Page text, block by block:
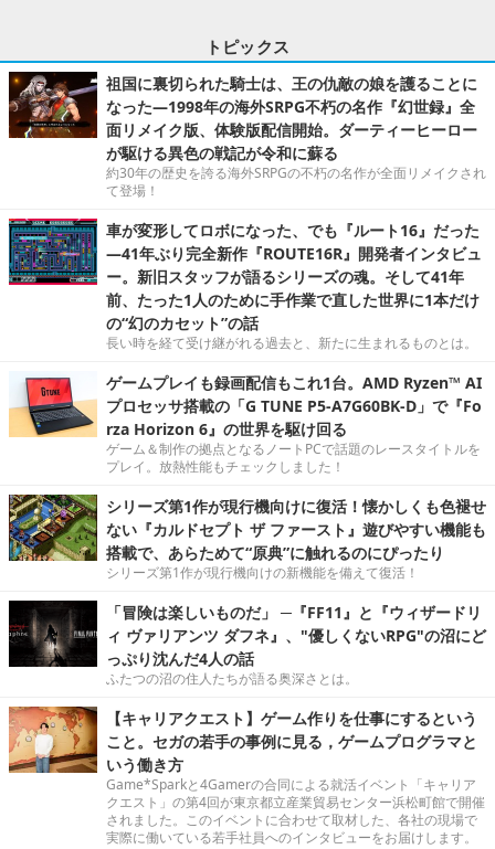
トピックス
祖国に裏切られた騎士は、王の仇敵の娘を護ることに
なった―1998年の海外SRPG不朽の名作『幻世録』全
面リメイク版、体験版配信開始。ダーティーヒーロー
が駆ける異色の戦記が令和に蘇る
約30年の歴史を誇る海外SRPGの不朽の名作が全面リメイクされ
て登場！
車が変形してロボになった、でも『ルート16』だった
―41年ぶり完全新作『ROUTE16R』開発者インタビュ
ー。新旧スタッフが語るシリーズの魂。そして41年
前、たった1人のために手作業で直した世界に1本だけ
の“幻のカセット”の話
長い時を経て受け継がれる過去と、新たに生まれるものとは。
ゲームプレイも録画配信もこれ1台。AMD Ryzen™ AI
プロセッサ搭載の「G TUNE P5-A7G60BK-D」で『Fo
rza Horizon 6』の世界を駆け回る
ゲーム＆制作の拠点となるノートPCで話題のレースタイトルを
プレイ。放熱性能もチェックしました！
シリーズ第1作が現行機向けに復活！懐かしくも色褪せ
ない『カルドセプト ザ ファースト』遊びやすい機能も
搭載で、あらためて“原典”に触れるのにぴったり
シリーズ第1作が現行機向けの新機能を備えて復活！
「冒険は楽しいものだ」 ─『FF11』と『ウィザードリ
ィ ヴァリアンツ ダフネ』、"優しくないRPG"の沼にど
っぷり沈んだ4人の話
ふたつの沼の住人たちが語る奥深さとは。
【キャリアクエスト】ゲーム作りを仕事にするという
こと。セガの若手の事例に見る，ゲームプログラマと
いう働き方
Game*Sparkと4Gamerの合同による就活イベント「キャリア
クエスト」の第4回が東京都立産業貿易センター浜松町館で開催
されました。このイベントに合わせて取材した、各社の現場で
実際に働いている若手社員へのインタビューをお届けします。